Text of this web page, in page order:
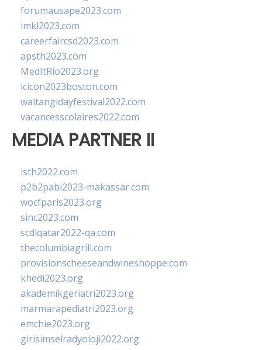
forumausape2023.com
imkl2023.com
careerfaircsd2023.com
apsth2023.com
MedItRio2023.org
lcicon2023boston.com
waitangidayfestival2022.com
vacancesscolaires2022.com
MEDIA PARTNER II
isth2022.com
p2b2pabi2023-makassar.com
wocfparis2023.org
sinc2023.com
scdlqatar2022-qa.com
thecolumbiagrill.com
provisionscheeseandwineshoppe.com
khedi2023.org
akademikgeriatri2023.org
marmarapediatri2023.org
emchie2023.org
girisimselradyoloji2022.org